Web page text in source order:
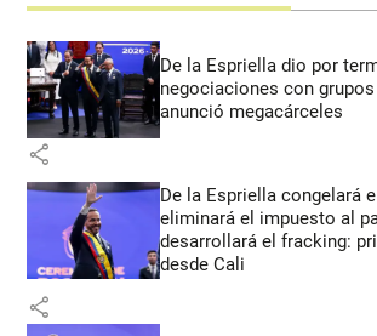
De la Espriella dio por
negociaciones con
anunció megacárceles
share
De la Espriella congelará
eliminará el impuesto al
desarrollará el fracking:
desde Cali
share